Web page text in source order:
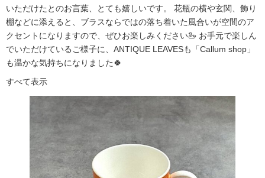
いただけたとのお言葉、とても嬉しいです。 花瓶の横や玄関、飾り
棚などに添えると、ブラスならではの落ち着いた風合いが空間のア
クセントになりますので、ぜひお楽しみください🦢 お手元で楽しん
でいただけているご様子に、ANTIQUE LEAVESも「Callum shop」
も温かな気持ちになりました🍀
すべて表示